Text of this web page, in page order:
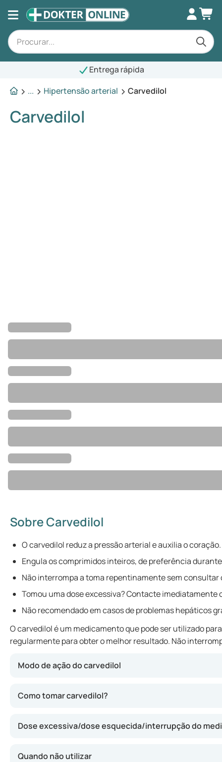
Entrega rápida
...
Hipertensão arterial Carvedilol
Carvedilol
Sobre Carvedilol
O carvedilol reduz a pressão arterial e auxilia o coração.
Engula os comprimidos inteiros, de preferência
Não interrompa a toma repentinamente sem consultar
Tomou uma dose excessiva? Contacte imediatamente
Não recomendado em casos de problemas hepáticos
O carvedilol é um medicamento que pode ser utilizado
regularmente para obter o melhor resultado. Não
Modo de ação do carvedilol
Como tomar carvedilol?
Dose excessiva/dose esquecida/interrupção do
Quando não utilizar